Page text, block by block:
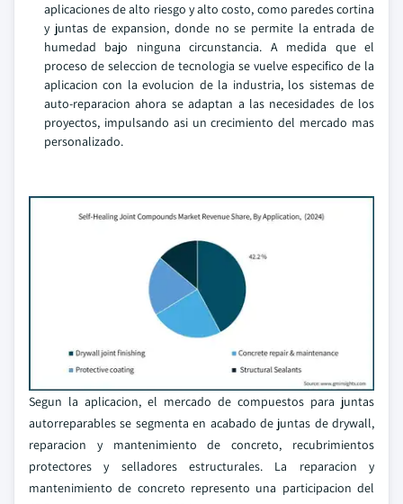
aplicaciones de alto riesgo y alto costo, como paredes cortina
y juntas de expansion, donde no se permite la entrada de
humedad bajo ninguna circunstancia. A medida que el
proceso de seleccion de tecnologia se vuelve especifico de la
aplicacion con la evolucion de la industria, los sistemas de
auto-reparacion ahora se adaptan a las necesidades de los
proyectos, impulsando asi un crecimiento del mercado mas
personalizado.
Segun la aplicacion, el mercado de compuestos para juntas
autorreparables se segmenta en acabado de juntas de drywall,
reparacion y mantenimiento de concreto, recubrimientos
protectores y selladores estructurales. La reparacion y
mantenimiento de concreto represento una participacion del